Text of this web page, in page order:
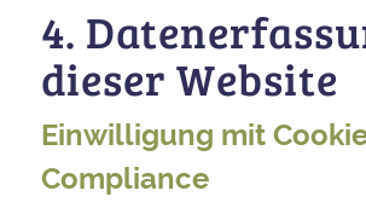
4.
dieser Website
Einwilligung mit
Compliance